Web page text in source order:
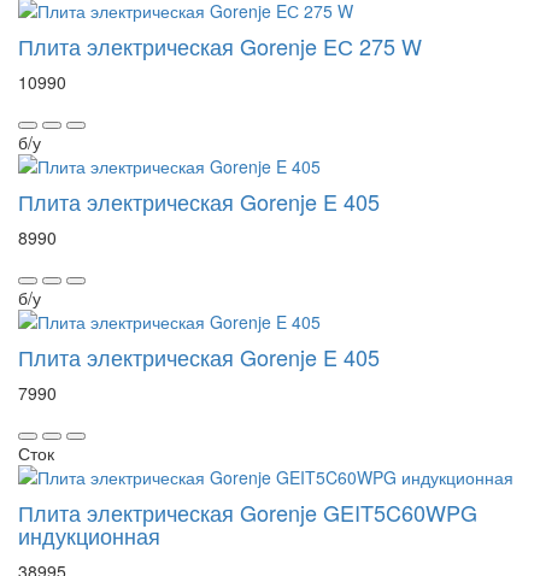
Плита электрическая Gorenje EС 275 W
10990
б/у
Плита электрическая Gorenje E 405
8990
б/у
Плита электрическая Gorenje E 405
7990
Сток
Плита электрическая Gorenje GEIT5C60WPG
индукционная
38995